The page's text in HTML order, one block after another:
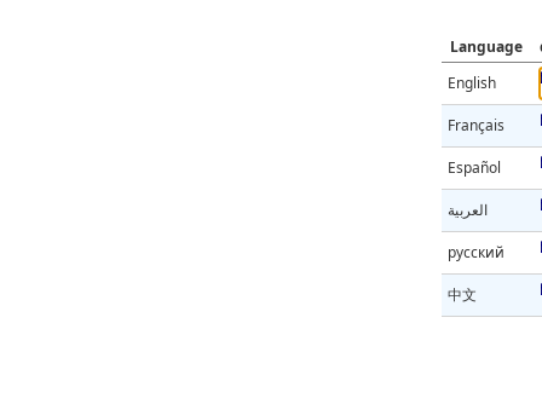
Language
English
Français
Español
العربية
русский
中文